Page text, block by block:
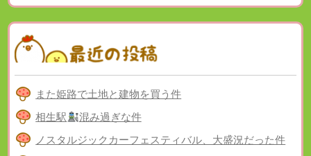
また姫路で土地と建物を買う件
相生駅
混み過ぎな件
ノスタルジックカーフェスティバル、大盛況だった件